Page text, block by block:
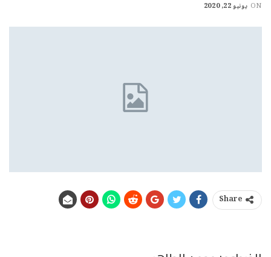
ON يونيو 22, 2020
Share